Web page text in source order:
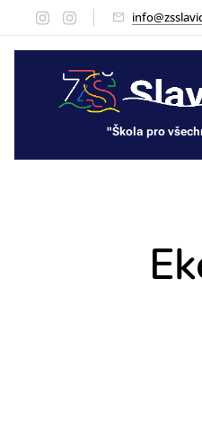
"Škola pro